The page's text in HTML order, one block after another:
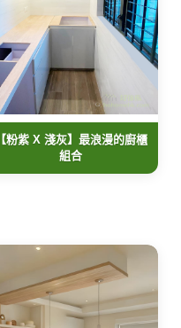
【粉紫 X 淺灰】最浪漫的廚櫃
組合